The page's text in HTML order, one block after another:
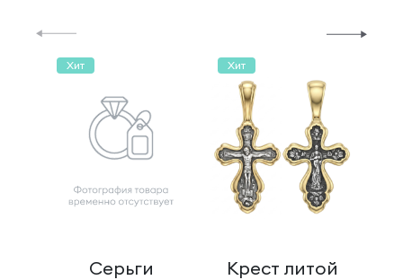
Хит
Серьги
Хит
Крест литой